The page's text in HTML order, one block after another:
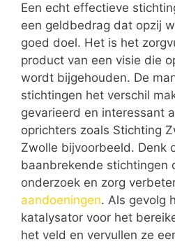
Een echt effectieve
een geldbedrag dat opzij
goed doel. Het is het
product van een visie die
wordt bijgehouden. De
stichtingen het verschil
gevarieerd en interessant
oprichters zoals Stichting
Zwolle bijvoorbeeld. Denk
baanbrekende stichtingen
onderzoek en zorg
aandoeningen. Als gevolg
katalysator voor het
het veld en vervullen ze